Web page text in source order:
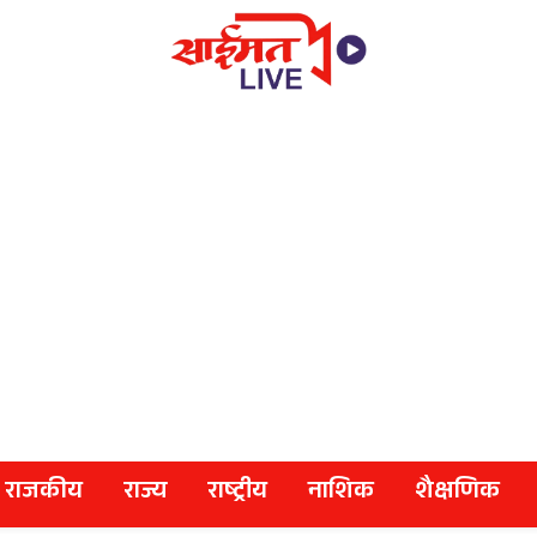
राजकीय राज्य राष्ट्रीय नाशिक शैक्षणिक